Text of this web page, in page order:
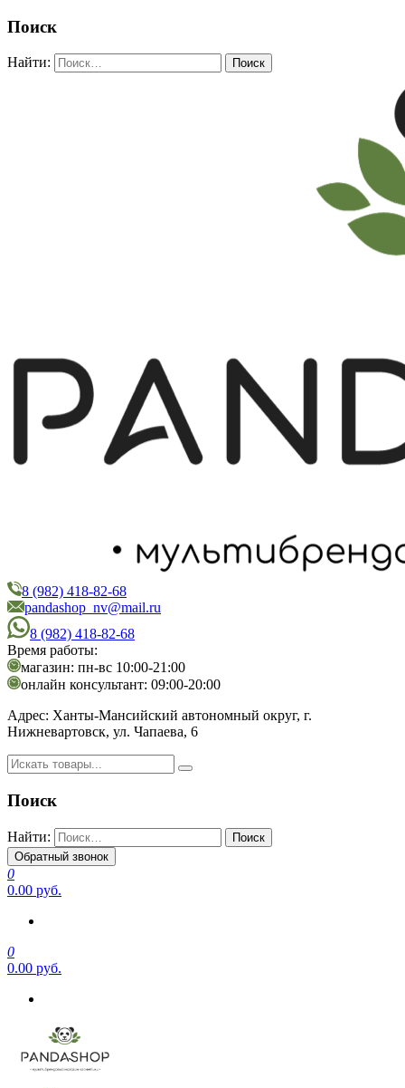
Поиск
Найти:
PandaShop
Интернет-магазин косметики
8 (982) 418-82-68
pandashop_nv@mail.ru
8 (982) 418-82-68
Время работы:
магазин: пн-вс 10:00-21:00
онлайн консультант: 09:00-20:00
Адрес: Ханты-Мансийский автономный округ, г.
Нижневартовск, ул. Чапаева, 6
Поиск
Найти:
Обратный звонок
0
0.00 руб.
0
0.00 руб.